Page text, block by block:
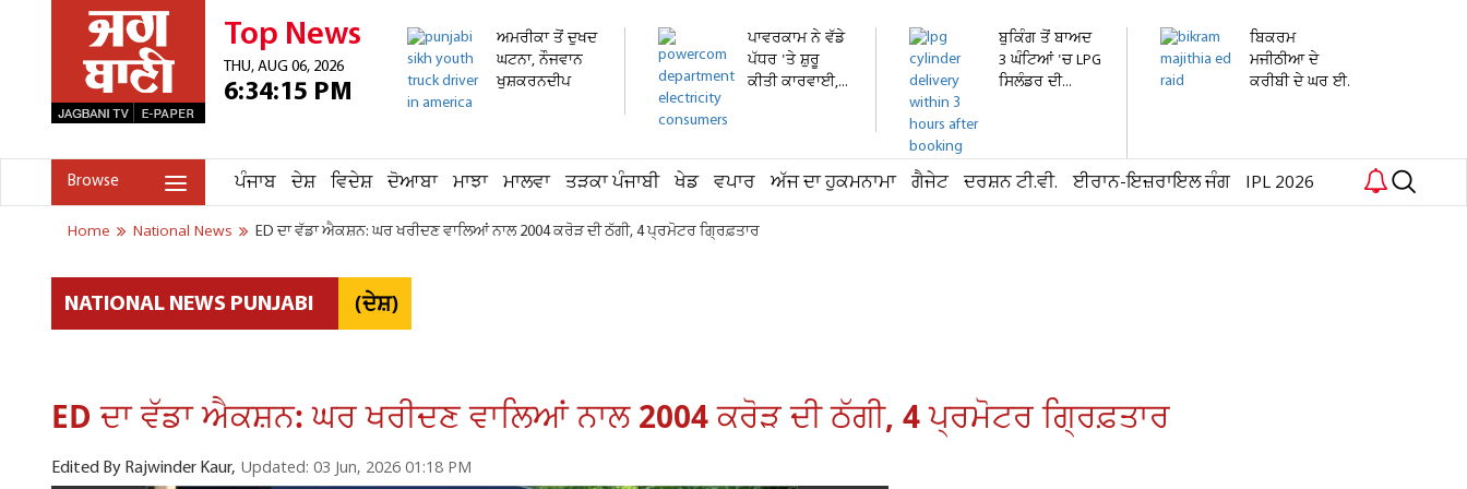
Top News
THU, AUG 06, 2026
6:34:15 PM
ਅਮਰੀਕਾ ਤੋਂ ਦੁਖਦ
ਘਟਨਾ, ਨੌਜਵਾਨ
ਖੁਸ਼ਕਰਨਦੀਪ
ਪਾਵਰਕਾਮ ਨੇ ਵੱਡੇ
ਪੱਧਰ 'ਤੇ ਸ਼ੁਰੂ
ਕੀਤੀ ਕਾਰਵਾਈ,...
ਬੁਕਿੰਗ ਤੋਂ ਬਾਅਦ
3 ਘੰਟਿਆਂ 'ਚ LPG
ਸਿਲੰਡਰ ਦੀ...
ਬਿਕਰਮ
ਮਜੀਠੀਆ ਦੇ
ਕਰੀਬੀ ਦੇ ਘਰ ਈ.
Browse ਪੰਜਾਬ ਦੇਸ਼ ਵਿਦੇਸ਼ ਦੋਆਬਾ ਮਾਝਾ ਮਾਲਵਾ ਤੜਕਾ ਪੰਜਾਬੀ ਖੇਡ ਵਪਾਰ ਅੱਜ ਦਾ ਹੁਕਮਨਾਮਾ ਗੈਜੇਟ ਦਰਸ਼ਨ ਟੀ.ਵੀ. ਈਰਾਨ-ਇਜ਼ਰਾਇਲ ਜੰਗ IPL 2026
Home National News ED ਦਾ ਵੱਡਾ ਐਕਸ਼ਨ: ਘਰ ਖਰੀਦਣ ਵਾਲਿਆਂ ਨਾਲ 2004 ਕਰੋੜ ਦੀ ਠੱਗੀ, 4 ਪ੍ਰਮੋਟਰ ਗ੍ਰਿਫ਼ਤਾਰ
NATIONAL NEWS PUNJABI (ਦੇਸ਼)
ED ਦਾ ਵੱਡਾ ਐਕਸ਼ਨ: ਘਰ ਖਰੀਦਣ ਵਾਲਿਆਂ ਨਾਲ 2004 ਕਰੋੜ ਦੀ ਠੱਗੀ, 4 ਪ੍ਰਮੋਟਰ ਗ੍ਰਿਫ਼ਤਾਰ
Edited By Rajwinder Kaur, Updated: 03 Jun, 2026 01:18 PM